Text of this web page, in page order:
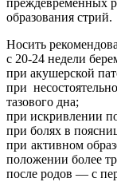
преждевременных
образования стрий.
Носить
с 20-24 недели
при акушерской
при
тазового дна;
при искривлении
при болях в
при активном
положении более
после родов — с